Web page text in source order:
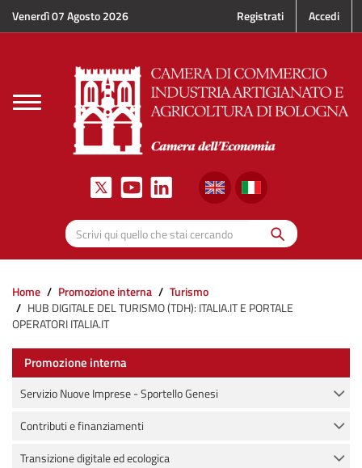
Salta al contenuto principale
Venerdì 07 Agosto 2026 Registrati Accedi
Toggle
navigation
Scrivi qui quello che stai cercando
Cerca
Home Promozione interna
Turismo
HUB DIGITALE DEL TURISMO (TDH): ITALIA.IT E PORTALE
OPERATORI ITALIA.IT
Promozione interna
Servizio Nuove Imprese - Sportello Genesi
Contributi e finanziamenti
Transizione digitale ed ecologica